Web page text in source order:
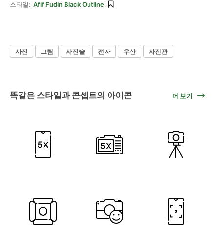
스타일: Afif Fudin Black Outline
사진 그림 사진술 전자 우산 사진관
똑같은 스타일과 콘셉트의 아이콘 더 보기